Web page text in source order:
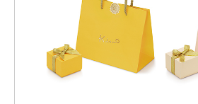
※一部対象外
ギフトラッピング